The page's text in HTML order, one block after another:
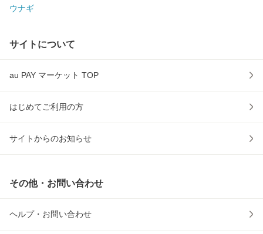
ウナギ
サイトについて
au PAY マーケット TOP
はじめてご利用の方
サイトからのお知らせ
その他・お問い合わせ
ヘルプ・お問い合わせ